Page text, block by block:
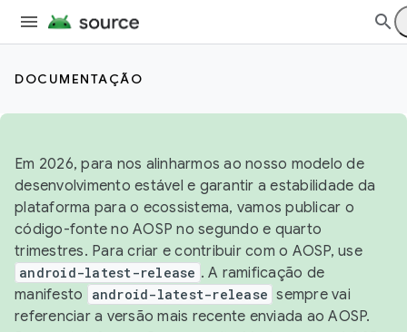
DOCUMENTAÇÃO
Em 2026, para nos alinharmos ao nosso modelo de
desenvolvimento estável e garantir a estabilidade da
plataforma para o ecossistema, vamos publicar o
código-fonte no AOSP no segundo e quarto
trimestres. Para criar e contribuir com o AOSP, use
android-latest-release . A ramificação de
manifesto
android-latest-release sempre vai
referenciar a versão mais recente enviada ao AOSP.